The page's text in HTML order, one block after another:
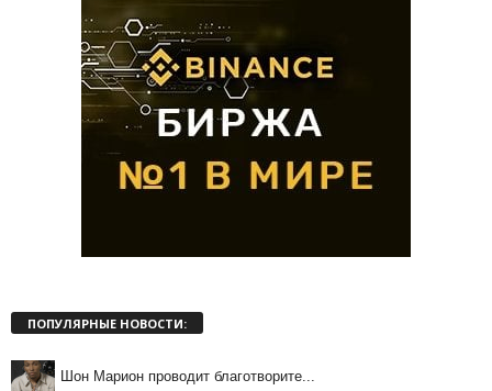
ПОПУЛЯРНЫЕ НОВОСТИ:
Шон Марион проводит благотворите...